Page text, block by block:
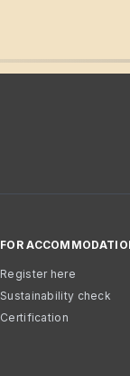
FOR
Register here
Sustainability check
Certification